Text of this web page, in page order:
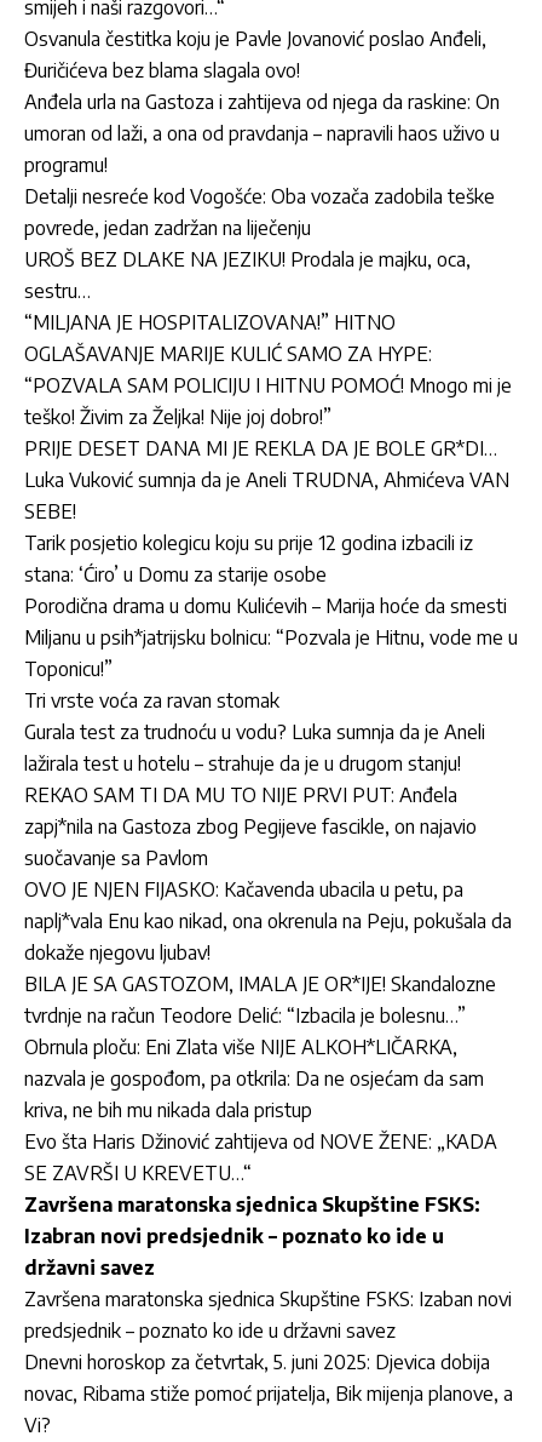
smijeh i naši razgovori…“
Osvanula čestitka koju je Pavle Jovanović poslao Anđeli,
Đuričićeva bez blama slagala ovo!
Anđela urla na Gastoza i zahtijeva od njega da raskine: On
umoran od laži, a ona od pravdanja – napravili haos uživo u
programu!
Detalji nesreće kod Vogošće: Oba vozača zadobila teške
povrede, jedan zadržan na liječenju
UROŠ BEZ DLAKE NA JEZIKU! Prodala je majku, oca,
sestru…
“MILJANA JE HOSPITALIZOVANA!” HITNO
OGLAŠAVANJE MARIJE KULIĆ SAMO ZA HYPE:
“POZVALA SAM POLICIJU I HITNU POMOĆ! Mnogo mi je
teško! Živim za Željka! Nije joj dobro!”
PRIJE DESET DANA MI JE REKLA DA JE BOLE GR*DI…
Luka Vuković sumnja da je Aneli TRUDNA, Ahmićeva VAN
SEBE!
Tarik posjetio kolegicu koju su prije 12 godina izbacili iz
stana: ‘Ćiro’ u Domu za starije osobe
Porodična drama u domu Kulićevih – Marija hoće da smesti
Miljanu u psih*jatrijsku bolnicu: “Pozvala je Hitnu, vode me u
Toponicu!”
Tri vrste voća za ravan stomak
Gurala test za trudnoću u vodu? Luka sumnja da je Aneli
lažirala test u hotelu – strahuje da je u drugom stanju!
REKAO SAM TI DA MU TO NIJE PRVI PUT: Anđela
zapj*nila na Gastoza zbog Pegijeve fascikle, on najavio
suočavanje sa Pavlom
OVO JE NJEN FIJASKO: Kačavenda ubacila u petu, pa
naplj*vala Enu kao nikad, ona okrenula na Peju, pokušala da
dokaže njegovu ljubav!
BILA JE SA GASTOZOM, IMALA JE OR*IJE! Skandalozne
tvrdnje na račun Teodore Delić: “Izbacila je bolesnu…”
Obrnula ploču: Eni Zlata više NIJE ALKOH*LIČARKA,
nazvala je gospođom, pa otkrila: Da ne osjećam da sam
kriva, ne bih mu nikada dala pristup
Evo šta Haris Džinović zahtijeva od NOVE ŽENE: „KADA
SE ZAVRŠI U KREVETU…“
Završena maratonska sjednica Skupštine FSKS:
Izabran novi predsjednik – poznato ko ide u
državni savez
Završena maratonska sjednica Skupštine FSKS: Izaban novi
predsjednik – poznato ko ide u državni savez
Dnevni horoskop za četvrtak, 5. juni 2025: Djevica dobija
novac, Ribama stiže pomoć prijatelja, Bik mijenja planove, a
Vi?